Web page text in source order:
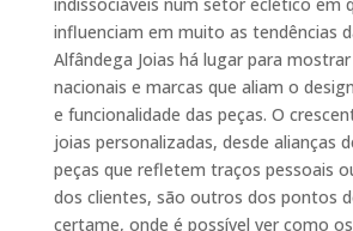
influenciam em muito as tendências
Alfândega Joias há lugar para
nacionais e marcas que aliam o
e funcionalidade das peças. O
joias personalizadas, desde alianças
peças que refletem traços pessoais
dos clientes, são outros dos pontos
certame, onde é possível ver como